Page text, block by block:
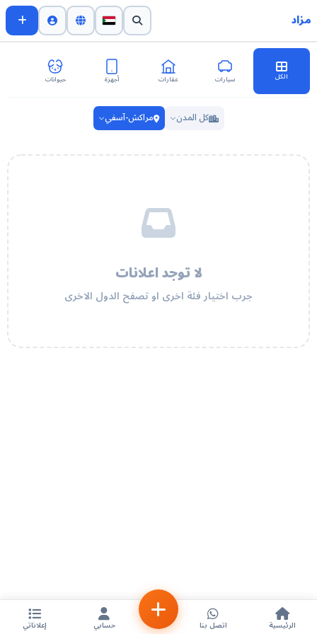
مزاد
الكل سيارات عقارات أجهزة حيوانات
كل المدن مراكش-آسفي
لا توجد اعلانات
جرب اختيار فئة اخرى او تصفح الدول الاخرى
الرئيسية اتصل بنا حسابي إعلاناتي